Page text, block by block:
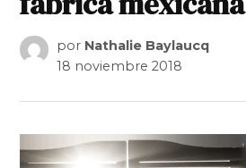
por Nathalie Baylaucq
18 noviembre 2018